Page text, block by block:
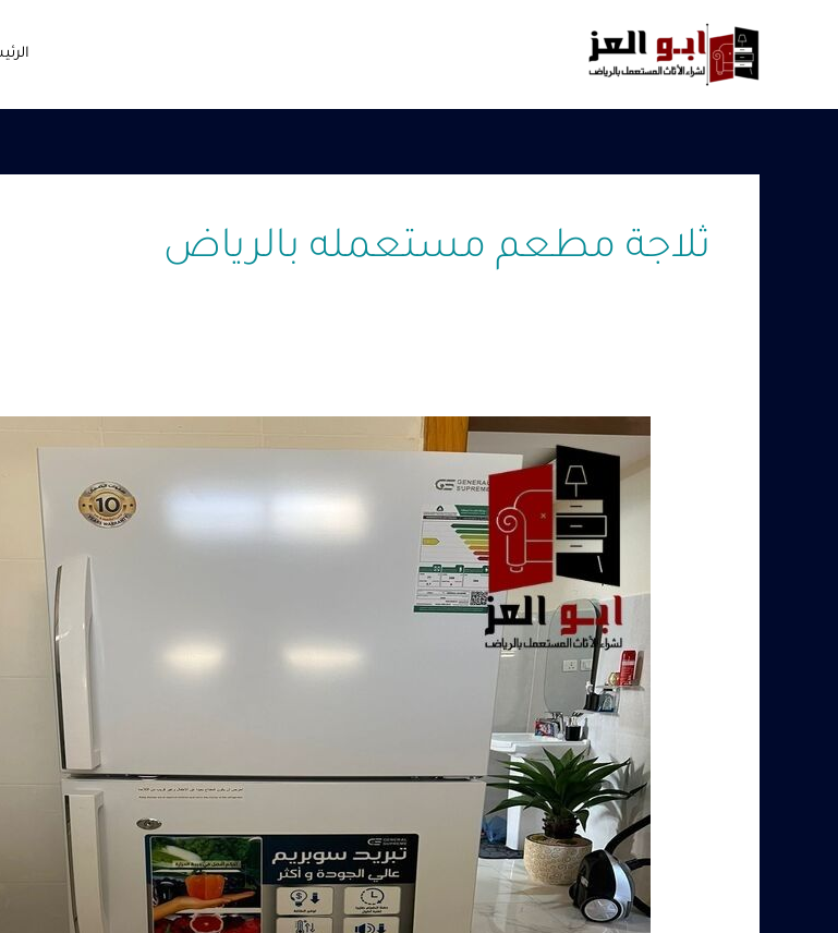
ثلاجة مطعم مستعمله بالرياض
مطابخ
ومطاعم
مستعملة
بالرياض
استلام
0560485279